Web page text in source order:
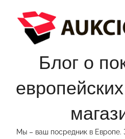
содержимому
Блог о
Мы – ваш посредник в Европе.